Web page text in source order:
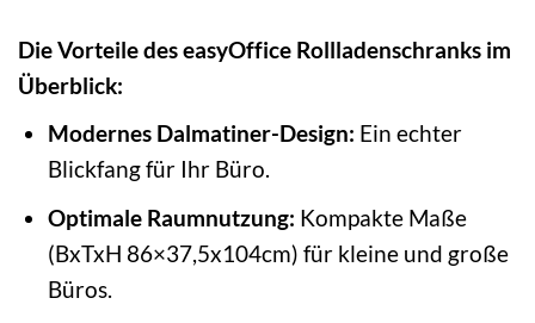
Die Vorteile des easyOffice Rollladenschranks im
Überblick:
Modernes Dalmatiner-Design: Ein echter
Blickfang für Ihr Büro.
Optimale Raumnutzung: Kompakte Maße
(BxTxH 86×37,5x104cm) für kleine und große
Büros.